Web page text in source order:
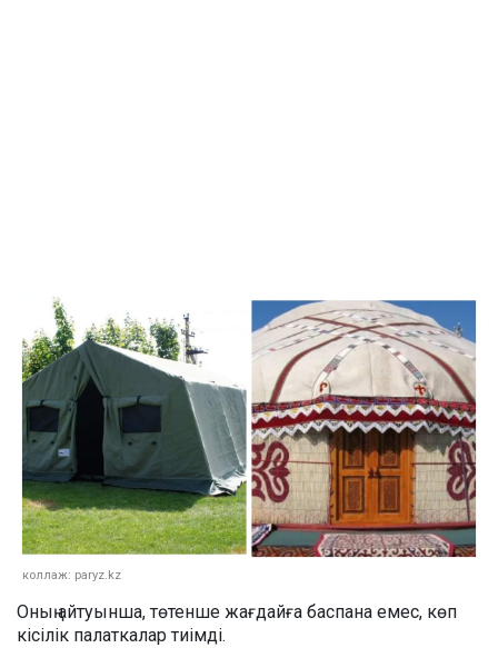
коллаж: paryz.kz
Оның айтуынша, төтенше жағдайға баспана емес, көп
кісілік палаткалар тиімді.